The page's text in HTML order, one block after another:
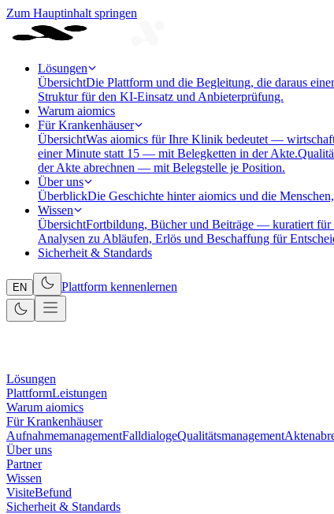
Zum Hauptinhalt springen
Lösungen
ÜbersichtDie Plattform und die Begleitung, die daraus
Struktur für den KI-Einsatz und Anbieterprüfung.
Warum aiomics
Für Krankenhäuser
ÜbersichtWas aiomics für Ihre Klinik bedeutet —
einer Minute statt 15 — mit Belegketten in der Akte.
der Akte abrechnen — mit Belegstelle je Position.
Über uns
ÜberblickDie Geschichte hinter aiomics und die
Wissen
ÜbersichtFortbildung, Bücher und Beiträge — kuratiert für
Analysen zu Abläufen, Erlös und Beschaffung für
Sicherheit & Standards
EN Plattform kennenlernen
Lösungen
PlattformLeistungen
Warum aiomics
Für Krankenhäuser
AufnahmemanagementFalldialogeQualitätsmanagement
Über uns
Partner
Wissen
VisiteBefund
Sicherheit & Standards